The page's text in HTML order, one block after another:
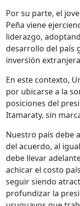
Por su parte, el
Peña viene
liderazgo,
desarrollo del país
inversión
En este contexto,
por ubicarse a la
posiciones del
Itamaraty, sin
Nuestro país debe
del acuerdo, al
debe llevar
achicar el costo
seguir siendo
profundizar la